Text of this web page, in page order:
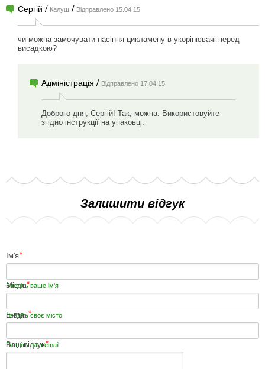
Сергій / Калуш / Відправлено 15.04.15
чи можна замочувати насіння цикламену в укорінювачі перед
висадкою?
Адміністрація / Відправлено 17.04.15
Доброго дня, Сергій! Так, можна. Використовуйте
згідно інструкції на упаковці.
Залишити відгук
Ім'я*
Введіть ваше ім'я
Місто*
Введіть своє місто
E-mail*
Введіть ваш email
Ваш відгук*